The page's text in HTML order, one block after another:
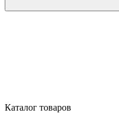
Каталог товаров